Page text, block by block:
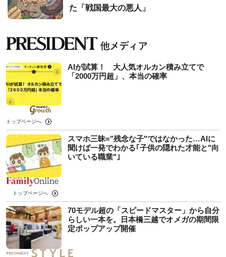
た「戦国最大の悪人」
AIが試算！ 大人気オルカン積み立てで
「2000万円超」、本当の確率
トップページへ
スマホ三昧="残念な子"ではなかった…AIに
聞けば一発でわかる｢子供の隠れた才能と"向
いている職業"｣
トップページへ
70モデル超の「スピードマスター」から自分
らしい一本を。日本橋三越でオメガの期間限
定ポップアップ開催